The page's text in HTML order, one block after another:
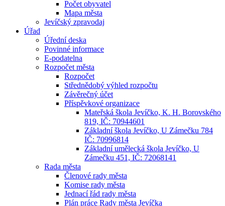
Počet obyvatel
Mapa města
Jevíčský zpravodaj
Úřad
Úřední deska
Povinné informace
E-podatelna
Rozpočet města
Rozpočet
Střednědobý výhled rozpočtu
Závěrečný účet
Příspěvkové organizace
Mateřská škola Jevíčko, K. H. Borovského
819, IČ: 70944601
Základní škola Jevíčko, U Zámečku 784
IČ: 70996814
Základní umělecká škola Jevíčko, U
Zámečku 451, IČ: 72068141
Rada města
Členové rady města
Komise rady města
Jednací řád rady města
Plán práce Rady města Jevíčka